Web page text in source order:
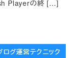
Playerの終 […]
ログ運営テクニック